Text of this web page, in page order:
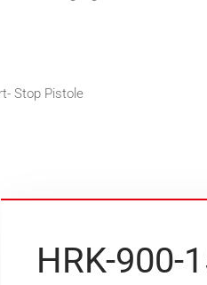
Stop Pistole
HRK-900-